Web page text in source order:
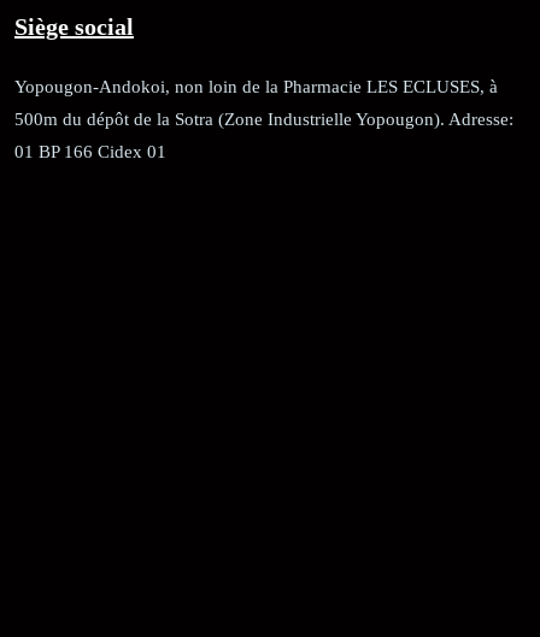
Siège social
Yopougon-Andokoi, non loin de la Pharmacie LES ECLUSES, à
500m du dépôt de la Sotra (Zone Industrielle Yopougon). Adresse:
01 BP 166 Cidex 01